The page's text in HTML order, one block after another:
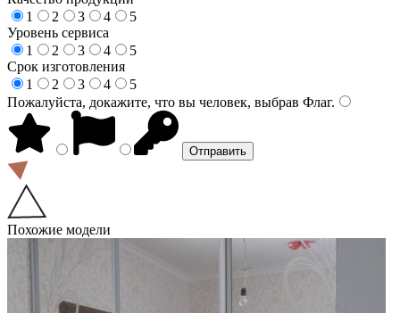
1
2 3 4
5
Уровень сервиса
1
2 3 4
5
Срок изготовления
1
2 3 4
5
Пожалуйста, докажите, что вы человек, выбрав Флаг.
Похожие модели